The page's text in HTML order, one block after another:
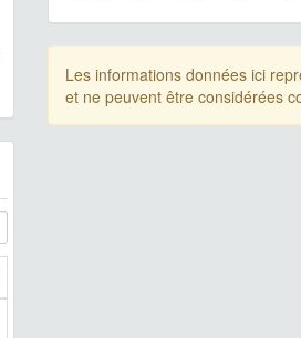
Les informations données ici
et ne peuvent être considérées